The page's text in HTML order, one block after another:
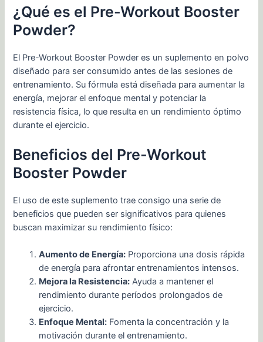
¿Qué es el Pre-Workout Booster
Powder?
El Pre-Workout Booster Powder es un suplemento en polvo
diseñado para ser consumido antes de las sesiones de
entrenamiento. Su fórmula está diseñada para aumentar la
energía, mejorar el enfoque mental y potenciar la
resistencia física, lo que resulta en un rendimiento óptimo
durante el ejercicio.
Beneficios del Pre-Workout
Booster Powder
El uso de este suplemento trae consigo una serie de
beneficios que pueden ser significativos para quienes
buscan maximizar su rendimiento físico:
Aumento de Energía: Proporciona una dosis rápida
de energía para afrontar entrenamientos intensos.
Mejora la Resistencia: Ayuda a mantener el
rendimiento durante períodos prolongados de
ejercicio.
Enfoque Mental: Fomenta la concentración y la
motivación durante el entrenamiento.